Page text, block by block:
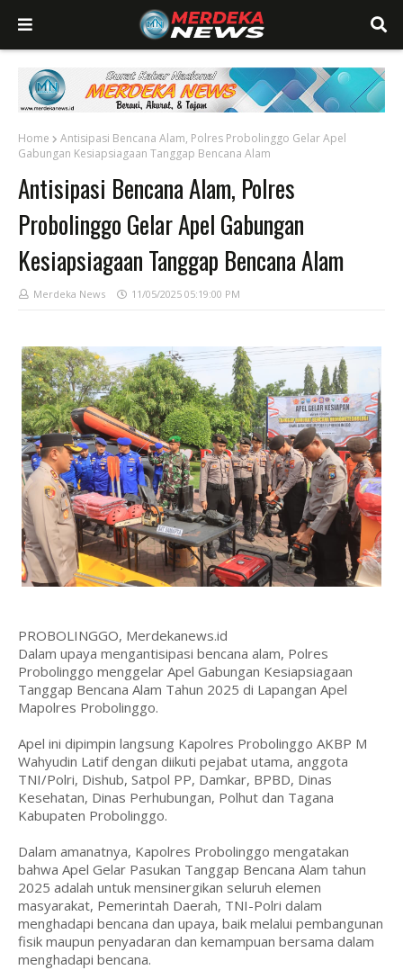
Home
Antisipasi Bencana Alam, Polres Probolinggo Gelar Apel
Gabungan Kesiapsiagaan Tanggap Bencana Alam
Antisipasi Bencana Alam, Polres
Probolinggo Gelar Apel Gabungan
Kesiapsiagaan Tanggap Bencana Alam
Merdeka News 11/05/2025 05:19:00 PM
PROBOLINGGO, Merdekanews.id
Dalam upaya mengantisipasi bencana alam, Polres
Probolinggo menggelar Apel Gabungan Kesiapsiagaan
Tanggap Bencana Alam Tahun 2025 di Lapangan Apel
Mapolres Probolinggo.
Apel ini dipimpin langsung Kapolres Probolinggo AKBP M
Wahyudin Latif dengan diikuti pejabat utama, anggota
TNI/Polri, Dishub, Satpol PP, Damkar, BPBD, Dinas
Kesehatan, Dinas Perhubungan, Polhut dan Tagana
Kabupaten Probolinggo.
Dalam amanatnya, Kapolres Probolinggo mengatakan
bahwa Apel Gelar Pasukan Tanggap Bencana Alam tahun
2025 adalah untuk mensinergikan seluruh elemen
masyarakat, Pemerintah Daerah, TNI-Polri dalam
menghadapi bencana dan upaya, baik melalui pembangunan
fisik maupun penyadaran dan kemampuan bersama dalam
menghadapi bencana.